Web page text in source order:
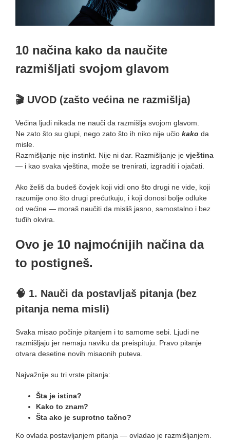
10 načina kako da naučite
razmišljati svojom glavom
🎬 UVOD (zašto većina ne razmišlja)
Većina ljudi nikada ne nauči da razmišlja svojom glavom.
Ne zato što su glupi, nego zato što ih niko nije učio kako da
misle.
Razmišljanje nije instinkt. Nije ni dar. Razmišljanje je vještina
— i kao svaka vještina, može se trenirati, izgraditi i ojačati.
Ako želiš da budeš čovjek koji vidi ono što drugi ne vide, koji
razumije ono što drugi prećutkuju, i koji donosi bolje odluke
od većine — moraš naučiti da misliš jasno, samostalno i bez
tuđih okvira.
Ovo je 10 najmoćnijih načina da
to postigneš.
🧠 1. Nauči da postavljaš pitanja (bez
pitanja nema misli)
Svaka misao počinje pitanjem i to samome sebi. Ljudi ne
razmišljaju jer nemaju naviku da preispituju. Pravo pitanje
otvara desetine novih misaonih puteva.
Najvažnije su tri vrste pitanja:
Šta je istina?
Kako to znam?
Šta ako je suprotno tačno?
Ko ovlada postavljanjem pitanja — ovladao je razmišljanjem.